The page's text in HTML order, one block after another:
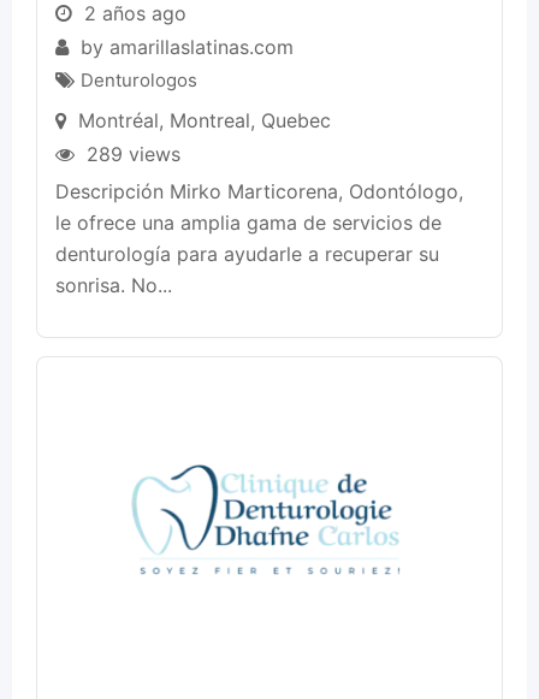
2 años ago
by amarillaslatinas.com
Denturologos
Montréal, Montreal, Quebec
289 views
Descripción Mirko Marticorena, Odontólogo,
le ofrece una amplia gama de servicios de
denturología para ayudarle a recuperar su
sonrisa. No...